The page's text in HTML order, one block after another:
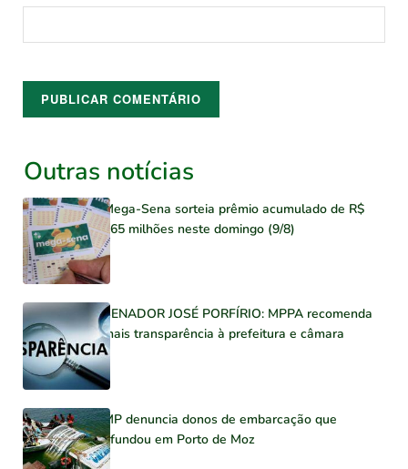
Outras notícias
Mega-Sena sorteia prêmio acumulado de R$
165 milhões neste domingo (9/8)
SENADOR JOSÉ PORFÍRIO: MPPA recomenda
mais transparência à prefeitura e câmara
MP denuncia donos de embarcação que
afundou em Porto de Moz